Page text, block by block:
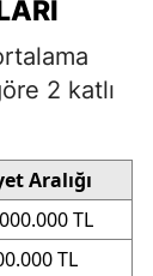
2 katlı
Aralığı
TL
TL